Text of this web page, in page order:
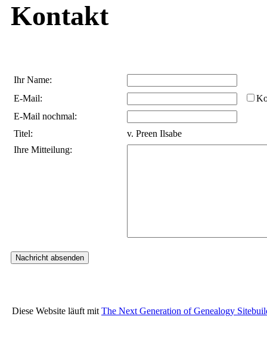
Kontakt
Ihr Name:
E-Mail:
E-Mail nochmal:
Titel:
v. Preen Ilsabe
Ihre Mitteilung:
Diese Website läuft mit The Next Generation of Genealogy